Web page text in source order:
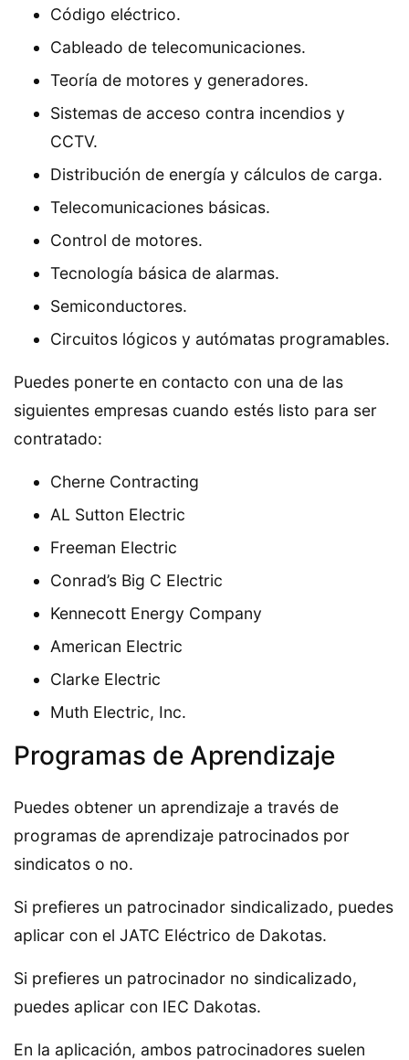
Código eléctrico.
Cableado de telecomunicaciones.
Teoría de motores y generadores.
Sistemas de acceso contra incendios y
CCTV.
Distribución de energía y cálculos de carga.
Telecomunicaciones básicas.
Control de motores.
Tecnología básica de alarmas.
Semiconductores.
Circuitos lógicos y autómatas programables.
Puedes ponerte en contacto con una de las
siguientes empresas cuando estés listo para ser
contratado:
Cherne Contracting
AL Sutton Electric
Freeman Electric
Conrad’s Big C Electric
Kennecott Energy Company
American Electric
Clarke Electric
Muth Electric, Inc.
Programas de Aprendizaje
Puedes obtener un aprendizaje a través de
programas de aprendizaje patrocinados por
sindicatos o no.
Si prefieres un patrocinador sindicalizado, puedes
aplicar con el JATC Eléctrico de Dakotas.
Si prefieres un patrocinador no sindicalizado,
puedes aplicar con IEC Dakotas.
En la aplicación, ambos patrocinadores suelen